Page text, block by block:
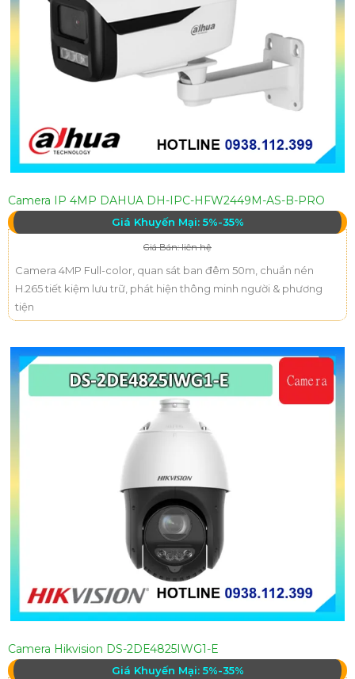
Camera IP 4MP DAHUA DH-IPC-HFW2449M-AS-B-PRO
Giá Khuyến Mại: 5%-35%
Giá Bán: liên hệ
Camera 4MP Full-color, quan sát ban đêm 50m, chuẩn nén
H.265 tiết kiệm lưu trữ, phát hiện thông minh người & phương
tiện
Camera Hikvision DS-2DE4825IWG1-E
Giá Khuyến Mại: 5%-35%